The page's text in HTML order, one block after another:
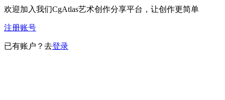
欢迎加入我们CgAtlas艺术创作分享平台，让创作更简单
注册账号
已有账户？去登录